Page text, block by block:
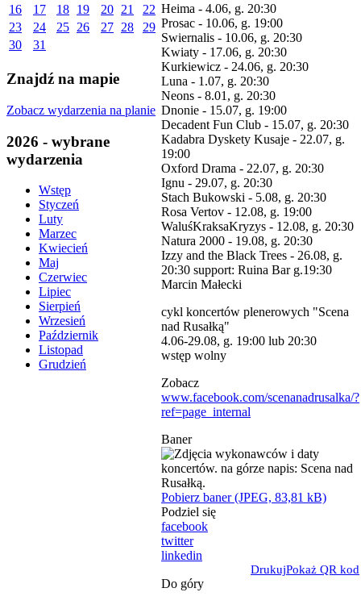
16
17 18 19 20 21
22
23
24 25 26 27 28
29
30
31
Znajdź na mapie
Zobacz wydarzenia na planie
2026 - wybrane
wydarzenia
Wstęp
Styczeń
Luty
Marzec
Kwiecień
Maj
Czerwiec
Lipiec
Sierpień
Wrzesień
Październik
Listopad
Grudzień
Heima - 4.06, g. 20:30
Prosac - 10.06, g. 19:00
Swiernalis - 10.06, g. 20:30
Kwiaty - 17.06, g. 20:30
Kurkiewicz - 24.06, g. 20:30
Luna - 1.07, g. 20:30
Neons - 8.01, g. 20:30
Dnonie - 15.07, g. 19:00
Decadent Fun Club - 15.07, g. 20:30
Kadabra Dyskety Kusaje - 22.07, g.
19:00
Oxford Drama - 22.07, g. 20:30
Ignu - 29.07, g. 20:30
Stach Bukowski - 5.08, g. 20:30
Rosa Vertov - 12.08, g. 19:00
WaluśKraksaKryzys - 12.08, g. 20:30
Natura 2000 - 19.08, g. 20:30
Izzy and the Black Trees - 26.08, g.
20:30 support: Ruina Bar g.19:30
Marcin Małecki
cykl koncertów plenerowych "Scena
nad Rusałką"
4.06-29.08, g. 19:00 lub 20:30
wstęp wolny
Zobacz
www.facebook.com/scenanadrusalka/?
ref=page_internal
Baner
Pobierz baner (JPEG, 83,81 kB)
Podziel się
facebook
twitter
linkedin
DrukujPokaż QR kod
Do góry